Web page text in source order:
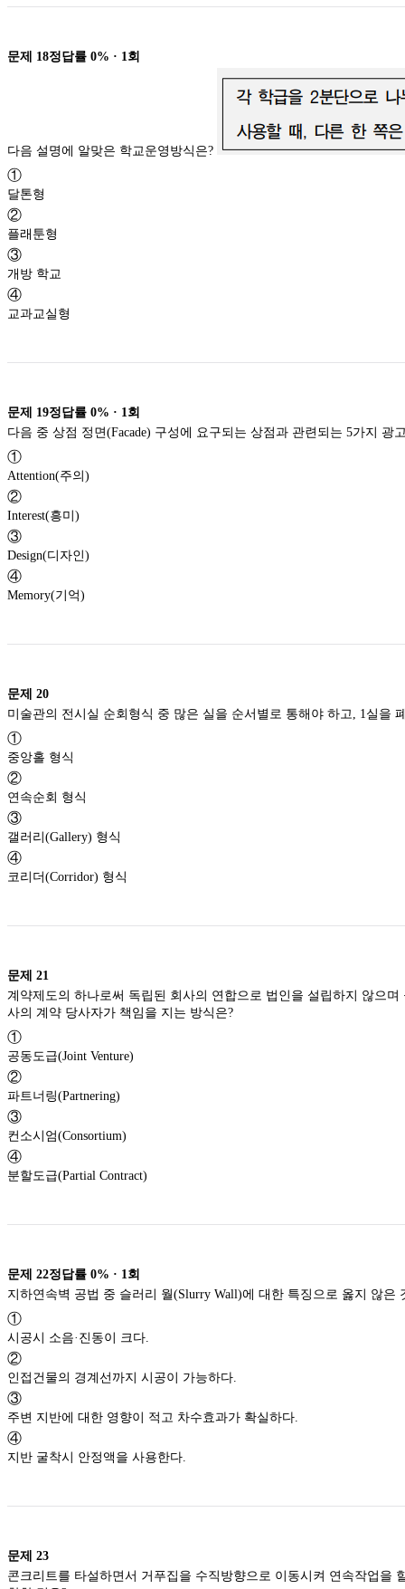
문제 18정답률 0% · 1 회
다음 설명에 알맞은 학교운영방식은?
①
달톤형
②
플래툰형
③
개방 학교
④
교과교실형
문제 19정답률 0% · 1 회
①
Attention(주의)
②
Interest(흥미)
③
Design(디자인)
④
Memory(기억)
문제 20
미술관의 전시실 순회형식
①
중앙홀 형식
②
연속순회 형식
③
갤러리(Gallery) 형식
④
코리더(Corridor) 형식
문제 21
계약제도의 하나로써 독립된 회사의 연합으로 법인을 설립하지 않으며 공사의 책임과 공사 클레임 등을 각각 독립된 회
사의 계약 당사자가 책임을 지는 방식은?
①
공동도급(Joint Venture)
②
파트너링(Partnering)
③
컨소시엄(Consortium)
④
분할도급(Partial Contract)
문제 22정답률 0% · 1 회
지하연속벽 공법 중 슬러리 월(Slurry Wall)에 대한 특징으로
①
시공시 소음·진동이 크다.
②
인접건물의 경계선까지 시공이 가능하다.
③
주변 지반에 대한 영향이 적고 차수효과가 확실하다.
④
지반 굴착시 안정액을 사용한다.
문제 23
콘크리트를 타설하면서 거푸집을 수직방향으로 이동시켜 연속작업을 할 수 있게 한 것으로 사일로 등의 건설공사에 적